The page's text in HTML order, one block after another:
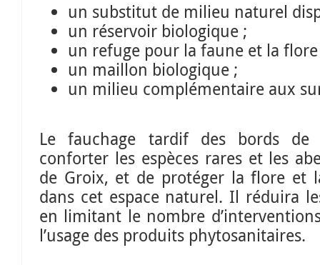
un substitut de milieu naturel
un réservoir biologique ;
un refuge pour la faune et la
un maillon biologique ;
un milieu complémentaire aux
Le fauchage tardif des bords
conforter les espèces rares et les
de Groix, et de protéger la flore et
dans cet espace naturel. Il réduira
en limitant le nombre
l’usage des produits phytosanitaires.